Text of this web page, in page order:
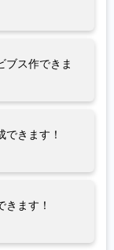
ブス作できま
きます！
ます！